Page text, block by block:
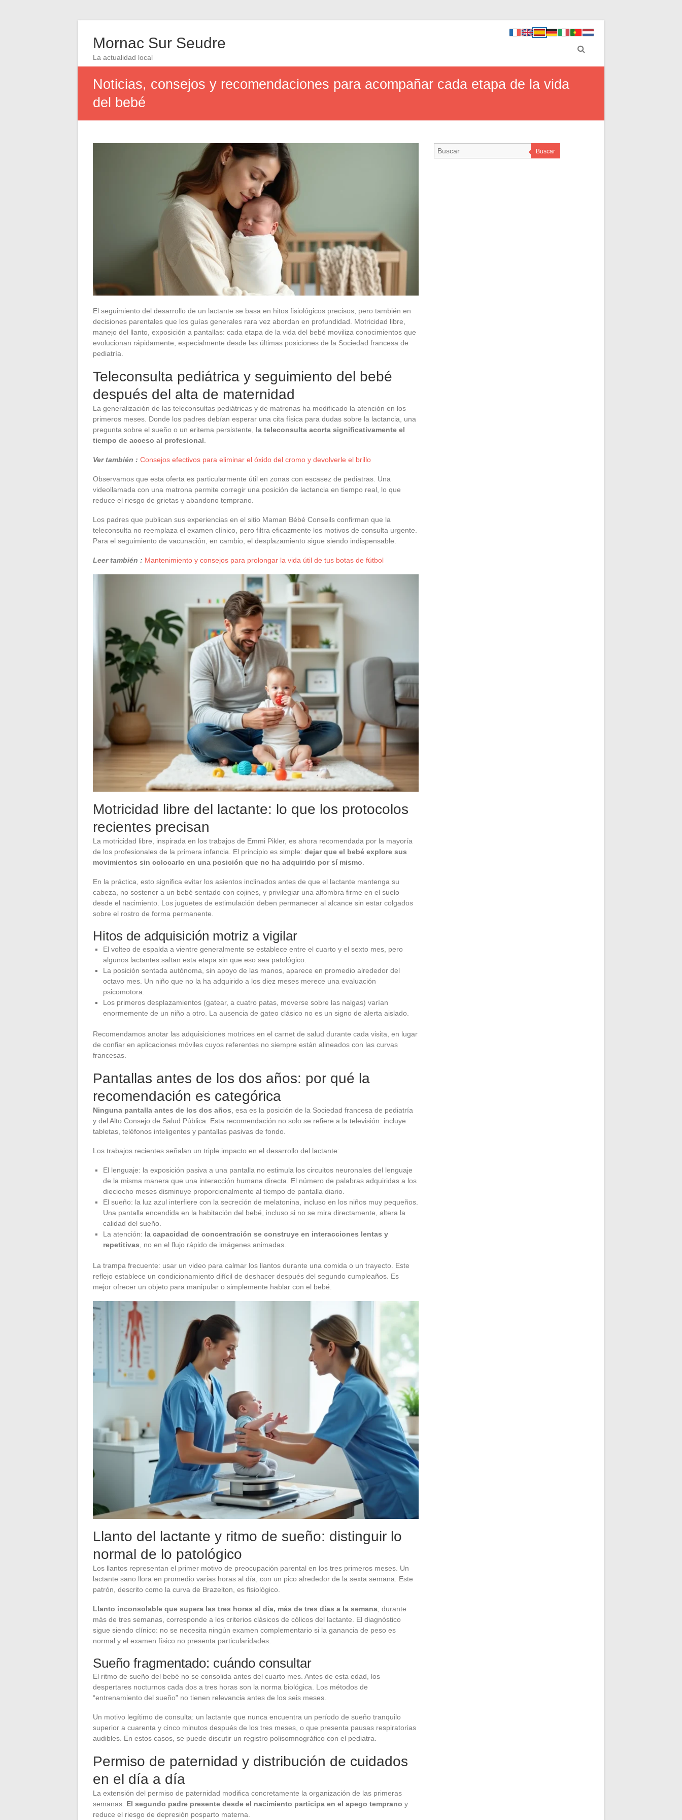
Mornac Sur Seudre
La actualidad local
Noticias, consejos y recomendaciones para acompañar cada etapa de la vida
del bebé
El seguimiento del desarrollo de un lactante se basa en hitos fisiológicos precisos, pero también en
decisiones parentales que los guías generales rara vez abordan en profundidad. Motricidad libre,
manejo del llanto, exposición a pantallas: cada etapa de la vida del bebé moviliza conocimientos que
evolucionan rápidamente, especialmente desde las últimas posiciones de la Sociedad francesa de
pediatría.
Teleconsulta pediátrica y seguimiento del bebé
después del alta de maternidad
La generalización de las teleconsultas pediátricas y de matronas ha modificado la atención en los
primeros meses. Donde los padres debían esperar una cita física para dudas sobre la lactancia, una
pregunta sobre el sueño o un eritema persistente, la teleconsulta acorta significativamente el
tiempo de acceso al profesional
Ver también : Consejos efectivos para eliminar el óxido del cromo y devolverle el brillo
Observamos que esta oferta es particularmente útil en zonas con escasez de pediatras. Una
videollamada con una matrona permite corregir una posición de lactancia en tiempo real, lo que
reduce el riesgo de grietas y abandono temprano.
Los padres que publican sus experiencias en el sitio Maman Bébé Conseils confirman que la
teleconsulta no reemplaza el examen clínico, pero filtra eficazmente los motivos de consulta urgente.
Para el seguimiento de vacunación, en cambio, el desplazamiento sigue siendo indispensable.
Leer también : Mantenimiento y consejos para prolongar la vida útil de tus botas de fútbol
Motricidad libre del lactante: lo que los protocolos
recientes precisan
La motricidad libre, inspirada en los trabajos de Emmi Pikler, es ahora recomendada por la mayoría
de los profesionales de la primera infancia. El principio es simple: dejar que el bebé explore sus
movimientos sin colocarlo en una posición que no ha adquirido por sí mismo.
En la práctica, esto significa evitar los asientos inclinados antes de que el lactante mantenga su
cabeza, no sostener a un bebé sentado con cojines, y privilegiar una alfombra firme en el suelo
desde el nacimiento. Los juguetes de estimulación deben permanecer al alcance sin estar colgados
sobre el rostro de forma permanente.
Hitos de adquisición motriz a vigilar
El volteo de espalda a vientre generalmente se establece entre el cuarto y el sexto mes, pero
algunos lactantes saltan esta etapa sin que eso sea patológico.
La posición sentada autónoma, sin apoyo de las manos, aparece en promedio alrededor del
octavo mes. Un niño que no la ha adquirido a los diez meses merece una evaluación
psicomotora.
Los primeros desplazamientos (gatear, a cuatro patas, moverse sobre las nalgas) varían
enormemente de un niño a otro. La ausencia de gateo clásico no es un signo de alerta aislado.
Recomendamos anotar las adquisiciones motrices en el carnet de salud durante cada visita, en lugar
de confiar en aplicaciones móviles cuyos referentes no siempre están alineados con las curvas
francesas.
Pantallas antes de los dos años: por qué la
recomendación es categórica
Ninguna pantalla antes de los dos años, esa es la posición de la Sociedad francesa de pediatría
y del Alto Consejo de Salud Pública. Esta recomendación no solo se refiere a la televisión: incluye
tabletas, teléfonos inteligentes y pantallas pasivas de fondo.
Los trabajos recientes señalan un triple impacto en el desarrollo del lactante:
El lenguaje: la exposición pasiva a una pantalla no estimula los circuitos neuronales del lenguaje
de la misma manera que una interacción humana directa. El número de palabras adquiridas a los
dieciocho meses disminuye proporcionalmente al tiempo de pantalla diario.
El sueño: la luz azul interfiere con la secreción de melatonina, incluso en los niños muy pequeños.
Una pantalla encendida en la habitación del bebé, incluso si no se mira directamente, altera la
calidad del sueño.
La atención: la capacidad de concentración se construye en interacciones lentas y
repetitivas, no en el flujo rápido de imágenes animadas.
La trampa frecuente: usar un video para calmar los llantos durante una comida o un trayecto. Este
reflejo establece un condicionamiento difícil de deshacer después del segundo cumpleaños. Es
mejor ofrecer un objeto para manipular o simplemente hablar con el bebé.
Llanto del lactante y ritmo de sueño: distinguir lo
normal de lo patológico
Los llantos representan el primer motivo de preocupación parental en los tres primeros meses. Un
lactante sano llora en promedio varias horas al día, con un pico alrededor de la sexta semana. Este
patrón, descrito como la curva de Brazelton, es fisiológico.
Llanto inconsolable que supera las tres horas al día, más de tres días a la semana , durante
más de tres semanas, corresponde a los criterios clásicos de cólicos del lactante. El diagnóstico
sigue siendo clínico: no se necesita ningún examen complementario si la ganancia de peso es
normal y el examen físico no presenta particularidades.
Sueño fragmentado: cuándo consultar
El ritmo de sueño del bebé no se consolida antes del cuarto mes. Antes de esta edad, los
despertares nocturnos cada dos a tres horas son la norma biológica. Los métodos de
“entrenamiento del sueño” no tienen relevancia antes de los seis meses.
Un motivo legítimo de consulta: un lactante que nunca encuentra un período de sueño tranquilo
superior a cuarenta y cinco minutos después de los tres meses, o que presenta pausas respiratorias
audibles. En estos casos, se puede discutir un registro polisomnográfico con el pediatra.
Permiso de paternidad y distribución de cuidados
en el día a día
La extensión del permiso de paternidad modifica concretamente la organización de las primeras
semanas. El segundo padre presente desde el nacimiento participa en el apego temprano y
reduce el riesgo de depresión posparto materna.
Buscar